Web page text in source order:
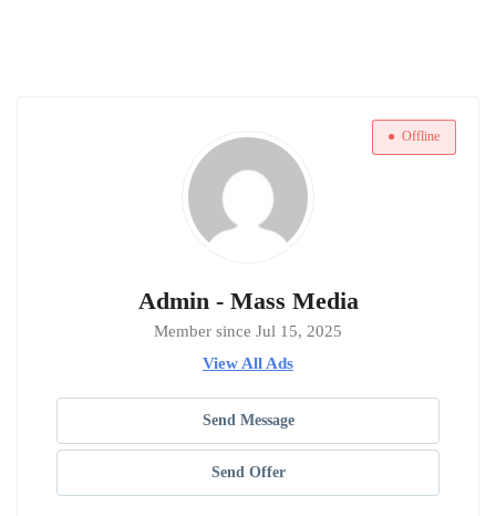
Offline
Admin - Mass Media
Member since Jul 15, 2025
View All Ads
Send Message
Send Offer